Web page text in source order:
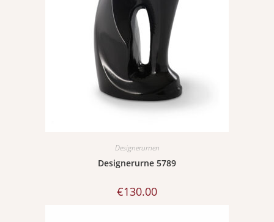
Designerurnen
Designerurne 5789
€130.00